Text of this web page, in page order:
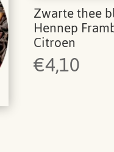
Zwarte thee
Hennep
Citroen
€4,10